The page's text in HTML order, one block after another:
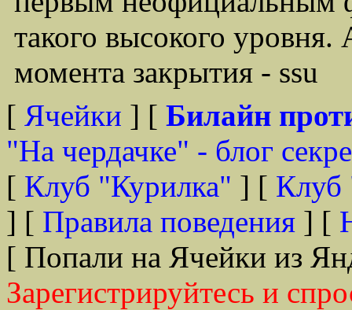
такого высокого
момента закрытия - ssu
[ Ячейки ] [ Билайн
"На чердачке" - блог
[ Клуб "Курилка" ] [ Клуб
] [ Правила поведения ] [
[ Попали на Ячейки из
Зарегистрируйтесь и